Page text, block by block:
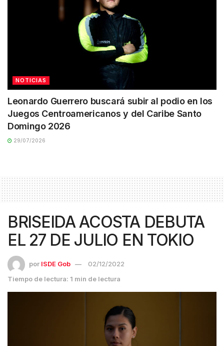
NOTICIAS
Leonardo Guerrero buscará subir al podio en los
Juegos Centroamericanos y del Caribe Santo
Domingo 2026
29/07/2026
BRISEIDA ACOSTA DEBUTA
EL 27 DE JULIO EN TOKIO
por ISDE Gob
02/12/2022
Tiempo de lectura: 1 min de lectura